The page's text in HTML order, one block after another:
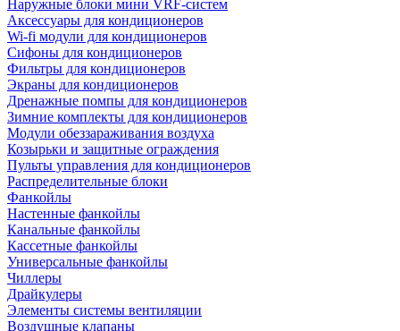
Наружные блоки мини VRF-систем
Аксессуары для кондиционеров
Wi-fi модули для кондиционеров
Сифоны для кондиционеров
Фильтры для кондиционеров
Экраны для кондиционеров
Дренажные помпы для кондиционеров
Зимние комплекты для кондиционеров
Модули обеззараживания воздуха
Козырьки и защитные ограждения
Пульты управления для кондиционеров
Распределительные блоки
Фанкойлы
Настенные фанкойлы
Канальные фанкойлы
Кассетные фанкойлы
Универсальные фанкойлы
Чиллеры
Драйкулеры
Элементы системы вентиляции
Воздушные клапаны